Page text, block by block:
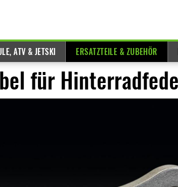
ATV & JETSKI ERSATZTEILE & ZUBEHÖR
für